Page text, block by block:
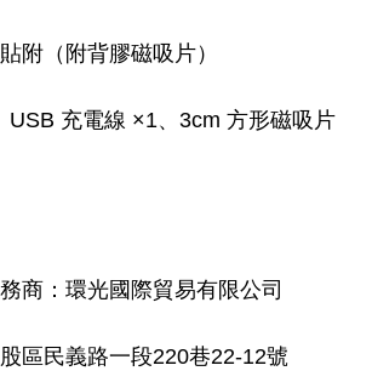
附（附背膠磁吸片）
USB 充電線 ×1、3cm 方形磁吸片
商：環光國際貿易有限公司
區民義路一段220巷22-12號